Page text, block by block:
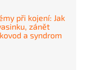
při kojení: Jak
zánět
a syndrom